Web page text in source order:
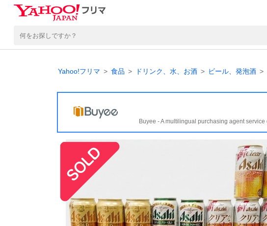
Yahoo!フリマ 食品 ドリンク、水、お酒 ビール、発泡酒
Buyee - A multilingual purchasing agent